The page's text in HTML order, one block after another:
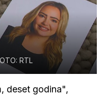
RTL
deset godina",